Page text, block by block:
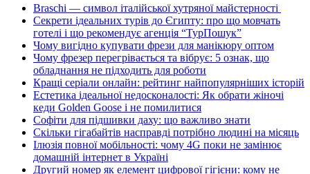
Braschi — символ італійської хутряної майстерності
Секрети ідеальних турів до Єгипту: про що мовчать
готелі і що рекомендує агенція “ТурПошук”
Чому вигідно купувати фрези для манікюру оптом
Чому фрезер перегрівається та вібрує: 5 ознак, що
обладнання не підходить для роботи
Кращі серіали онлайн: рейтинг найпопулярніших історій
Естетика ідеальної недосконалості: Як обрати жіночі
кеди Golden Goose і не помилитися
Софіти для підшивки даху: що важливо знати
Скільки гігабайтів насправді потрібно людині на місяць
Ілюзія повної мобільності: чому 4G поки не замінює
домашній інтернет в Україні
Другий номер як елемент цифрової гігієни: кому не